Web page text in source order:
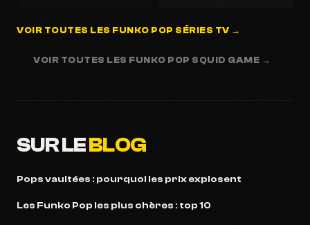
VOIR TOUTES LES FUNKO POP SÉRIES TV →
VOIR TOUTES LES FUNKO POP SQUID GAME →
SUR LEBLOG
Pops vaultées : pourquoi les prix explosent
Les Funko Pop les plus chères : top 10